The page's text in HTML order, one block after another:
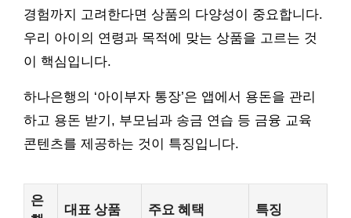
경험까지 고려한다면 상품의 다양성이 중요합니다.
우리 아이의 연령과 목적에 맞는 상품을 고르는 것
이 핵심입니다.
하나은행의 ‘아이부자 통장’은 앱에서 용돈을 관리
하고 용돈 받기, 부모님과 송금 연습 등 금융 교육
콘텐츠를 제공하는 것이 특징입니다.
은
대표 상품 주요 혜택 특징